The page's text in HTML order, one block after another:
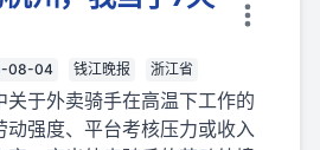
08-04 钱江晚报 浙江省
关于外卖骑手在高温下工作的
动强度、平台考核压力或收入